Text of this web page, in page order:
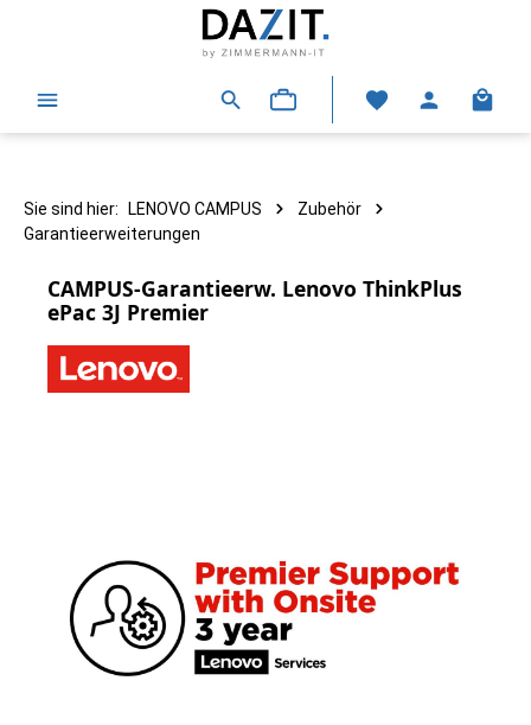
Sie sind hier: LENOVO CAMPUS
Zubehör
Garantieerweiterungen
CAMPUS-Garantieerw. Lenovo ThinkPlus
ePac 3J Premier